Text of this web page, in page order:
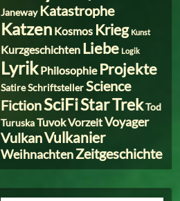
Janeway Katastrophe
Katzen Kosmos Krieg Kunst
Kurzgeschichten Liebe Logik
LyrikPhilosophie Projekte
SatireSchriftsteller Science
FictionSciFiStar TrekTod
Turuska TuvokVorzeitVoyager
VulkanVulkanier
WeihnachtenZeitgeschichte